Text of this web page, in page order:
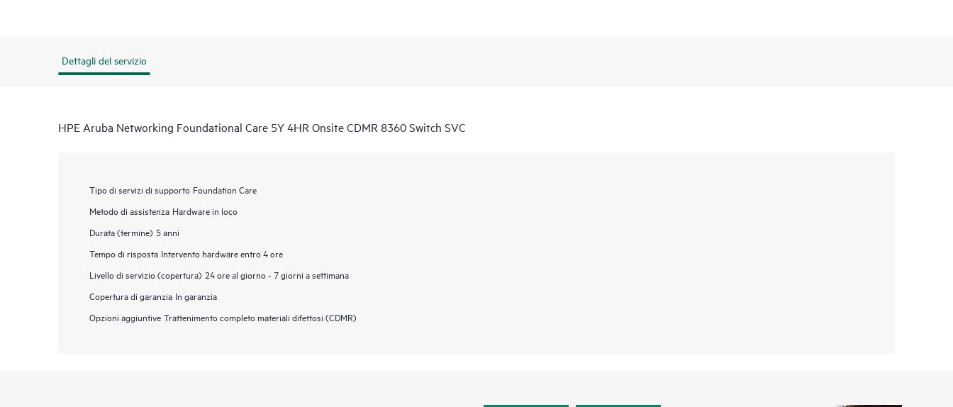
Dettagli del servizio
HPE Aruba Networking Foundational Care 5Y 4HR Onsite CDMR 8360 Switch SVC
Tipo di servizi di supporto Foundation Care
Metodo di assistenza Hardware in loco
Durata (termine) 5 anni
Tempo di risposta Intervento hardware entro 4 ore
Livello di servizio (copertura) 24 ore al giorno - 7 giorni a settimana
Copertura di garanzia In garanzia
Opzioni aggiuntive Trattenimento completo materiali difettosi (CDMR)